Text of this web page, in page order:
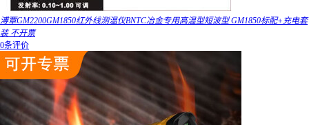
溥覃GM2200GM1850红外线测温仪BNTC冶金专用高温型短波型 GM1850标配+充电套
装 不开票
0条评价